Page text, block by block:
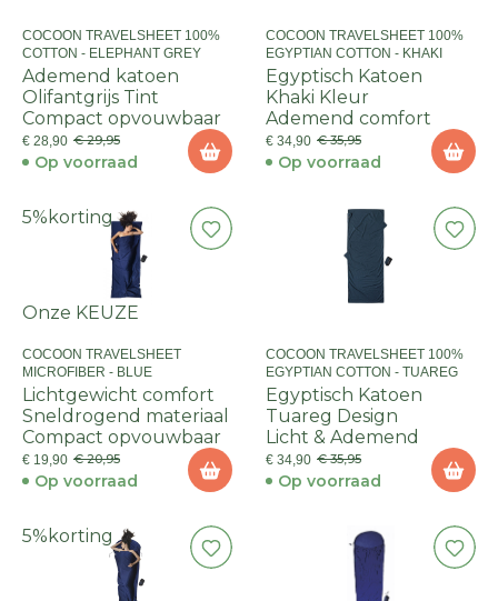
COCOON TRAVELSHEET 100%
COTTON - ELEPHANT GREY
Ademend katoen
Olifantgrijs Tint
Compact opvouwbaar
€ 28,90 € 29,95
Op voorraad
COCOON TRAVELSHEET 100%
EGYPTIAN COTTON - KHAKI
Egyptisch Katoen
Khaki Kleur
Ademend comfort
€ 34,90 € 35,95
Op voorraad
5% korting
Onze KEUZE
COCOON TRAVELSHEET
MICROFIBER - BLUE
Lichtgewicht comfort
Sneldrogend materiaal
Compact opvouwbaar
€ 19,90 € 20,95
Op voorraad
COCOON TRAVELSHEET 100%
EGYPTIAN COTTON - TUAREG
Egyptisch Katoen
Tuareg Design
Licht & Ademend
€ 34,90 € 35,95
Op voorraad
5% korting